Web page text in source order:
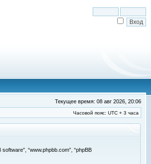
Текущее время: 08 авг 2026, 20:06
Часовой пояс: UTC + 3 часа
“www.phpbb.com”, “phpBB